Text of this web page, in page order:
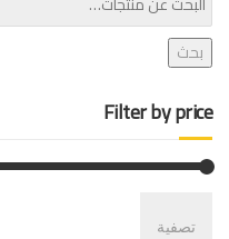
بحث
Filter by price
تصفية